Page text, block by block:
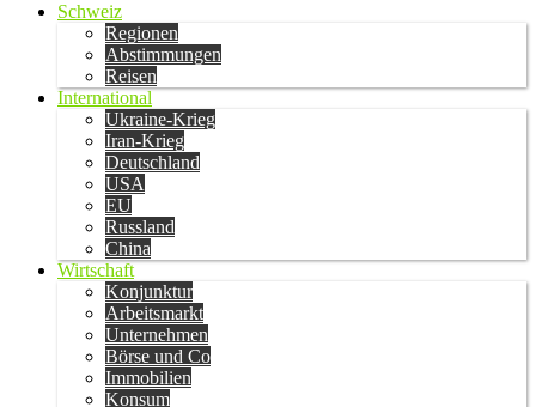
Schweiz
Regionen
Abstimmungen
Reisen
International
Ukraine-Krieg
Iran-Krieg
Deutschland
USA
EU
Russland
China
Wirtschaft
Konjunktur
Arbeitsmarkt
Unternehmen
Börse und Co
Immobilien
Konsum